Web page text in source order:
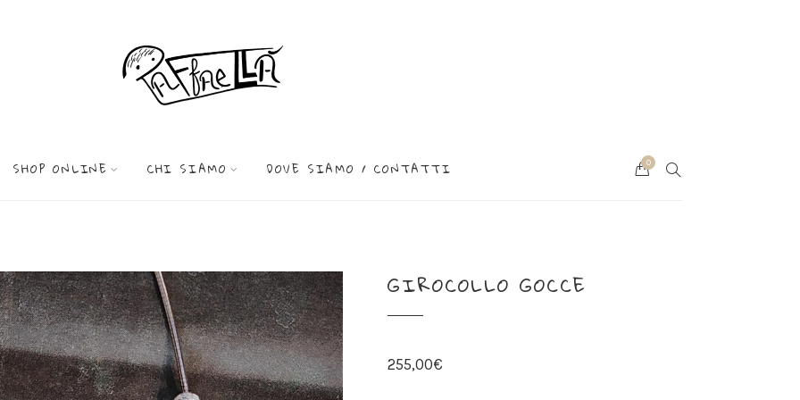
SHOP ONLINE CHI SIAMO DOVE SIAMO / CONTATTI SEARCH
Cart
0
GIROCOLLO GOCCE
255,00€